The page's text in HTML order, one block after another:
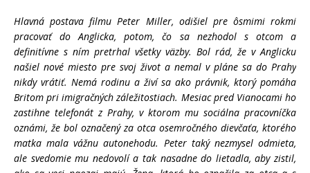
Hlavná postava filmu Peter Miller, odišiel pre ôsmimi rokmi
pracovať do Anglicka, potom, čo sa nezhodol s otcom a
definitívne s ním pretrhal všetky väzby. Bol rád, že v Anglicku
našiel nové miesto pre svoj život a nemal v pláne sa do Prahy
nikdy vrátiť. Nemá rodinu a živí sa ako právnik, ktorý pomáha
Britom pri imigračných záležitostiach. Mesiac pred Vianocami ho
zastihne telefonát z Prahy, v ktorom mu sociálna pracovníčka
oznámi, že bol označený za otca osemročného dievčaťa, ktorého
matka mala vážnu autonehodu. Peter taký nezmysel odmieta,
ale svedomie mu nedovolí a tak nasadne do lietadla, aby zistil,